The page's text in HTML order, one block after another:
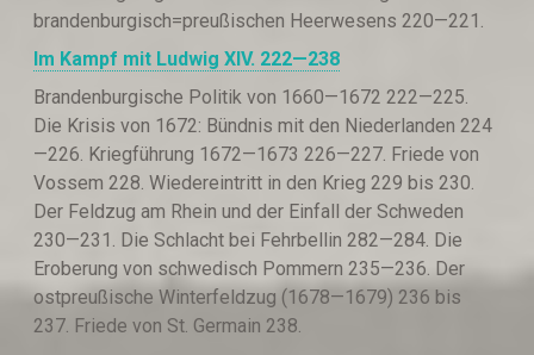
brandenburgisch=preußischen Heerwesens 220—221.
Im Kampf mit Ludwig XIV. 222—238
Brandenburgische Politik von 1660—1672 222—225.
Die Krisis von 1672: Bündnis mit den Niederlanden 224
—226. Kriegführung 1672—1673 226—227. Friede von
Vossem 228. Wiedereintritt in den Krieg 229 bis 230.
Der Feldzug am Rhein und der Einfall der Schweden
230—231. Die Schlacht bei Fehrbellin 282—284. Die
Eroberung von schwedisch Pommern 235—236. Der
ostpreußische Winterfeldzug (1678—1679) 236 bis
237. Friede von St. Germain 238.